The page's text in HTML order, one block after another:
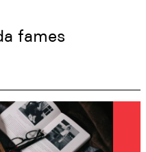
Ofertafames